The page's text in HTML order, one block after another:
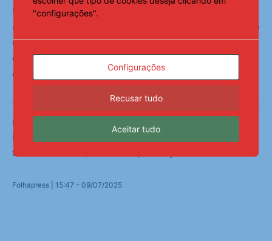
Procurada, a CBF (Confederação Brasileira de Futebol)
afirmou que está acompanhando o caso e que o processo
é conduzido pelo estafe pessoal do técnico. A assessoria
de imprensa de Ancelotti informou que não fará
declarações neste momento.
Tribunal espanhol condenou treinador italiano por não ter
pago impostos sobre as suas receitas de direitos de
imagem quando era treinador do Real Madrid em 2014;
técnico comanda, atualmente, a seleção brasileira
Folhapress | 15:47 – 09/07/2025
"configurações".
Configurações
Recusar tudo
Aceitar tudo